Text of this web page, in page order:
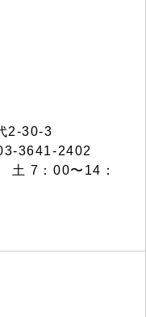
2-30-3
3641-2402
7：00〜14：